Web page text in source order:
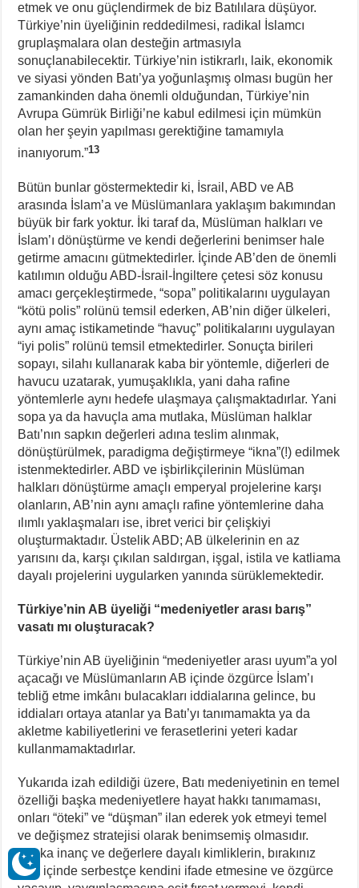
etmek ve onu güçlendirmek de biz Batılılara düşüyor.
Türkiye’nin üyeliğinin reddedilmesi, radikal İslamcı
gruplaşmalara olan desteğin artmasıyla
sonuçlanabilecektir. Türkiye’nin istikrarlı, laik, ekonomik
ve siyasi yönden Batı’ya yoğunlaşmış olması bugün her
zamankinden daha önemli olduğundan, Türkiye’nin
Avrupa Gümrük Birliği’ne kabul edilmesi için mümkün
olan her şeyin yapılması gerektiğine tamamıyla
inanıyorum.”13
Bütün bunlar göstermektedir ki, İsrail, ABD ve AB
arasında İslam’a ve Müslümanlara yaklaşım bakımından
büyük bir fark yoktur. İki taraf da, Müslüman halkları ve
İslam’ı dönüştürme ve kendi değerlerini benimser hale
getirme amacını gütmektedirler. İçinde AB’den de önemli
katılımın olduğu ABD-İsrail-İngiltere çetesi söz konusu
amacı gerçekleştirmede, “sopa” politikalarını uygulayan
“kötü polis” rolünü temsil ederken, AB’nin diğer ülkeleri,
aynı amaç istikametinde “havuç” politikalarını uygulayan
“iyi polis” rolünü temsil etmektedirler. Sonuçta birileri
sopayı, silahı kullanarak kaba bir yöntemle, diğerleri de
havucu uzatarak, yumuşaklıkla, yani daha rafine
yöntemlerle aynı hedefe ulaşmaya çalışmaktadırlar. Yani
sopa ya da havuçla ama mutlaka, Müslüman halklar
Batı’nın sapkın değerleri adına teslim alınmak,
dönüştürülmek, paradigma değiştirmeye “ikna”(!) edilmek
istenmektedirler. ABD ve işbirlikçilerinin Müslüman
halkları dönüştürme amaçlı emperyal projelerine karşı
olanların, AB’nin aynı amaçlı rafine yöntemlerine daha
ılımlı yaklaşmaları ise, ibret verici bir çelişkiyi
oluşturmaktadır. Üstelik ABD; AB ülkelerinin en az
yarısını da, karşı çıkılan saldırgan, işgal, istila ve katliama
dayalı projelerini uygularken yanında sürüklemektedir.
Türkiye’nin AB üyeliği “medeniyetler arası barış”
vasatı mı oluşturacak?
Türkiye’nin AB üyeliğinin “medeniyetler arası uyum”a yol
açacağı ve Müslümanların AB içinde özgürce İslam’ı
tebliğ etme imkânı bulacakları iddialarına gelince, bu
iddiaları ortaya atanlar ya Batı’yı tanımamakta ya da
akletme kabiliyetlerini ve ferasetlerini yeteri kadar
kullanmamaktadırlar.
Yukarıda izah edildiği üzere, Batı medeniyetinin en temel
özelliği başka medeniyetlere hayat hakkı tanımaması,
onları “öteki” ve “düşman” ilan ederek yok etmeyi temel
ve değişmez stratejisi olarak benimsemiş olmasıdır.
Başka inanç ve değerlere dayalı kimliklerin, bırakınız
Batı içinde serbestçe kendini ifade etmesine ve özgürce